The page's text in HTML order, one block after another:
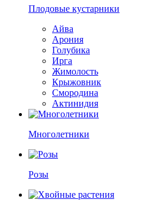
Плодовые кустарники
Айва
Арония
Голубика
Ирга
Жимолость
Крыжовник
Смородина
Актинидия
Многолетники
Розы